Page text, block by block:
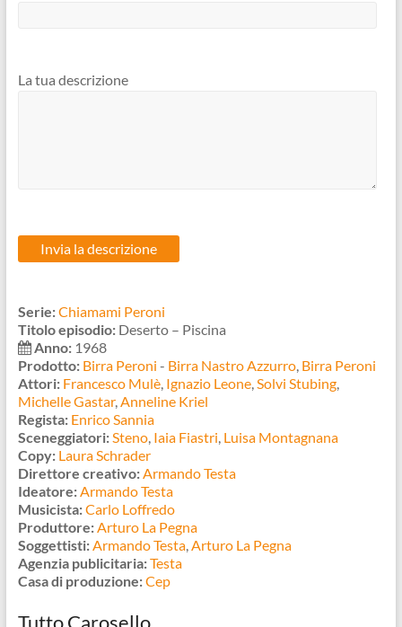
La tua descrizione
Serie:Chiamami Peroni
Titolo episodio:Deserto – Piscina
Anno:1968
Prodotto: Birra Peroni - Birra Nastro Azzurro, Birra Peroni
Attori: Francesco Mulè, Ignazio Leone,Solvi Stubing,
Michelle Gastar,Anneline Kriel
Regista: Enrico Sannia
Sceneggiatori:Steno, Iaia Fiastri, Luisa Montagnana
Copy: Laura Schrader
Direttore creativo:Armando Testa
Ideatore:Armando Testa
Musicista:Carlo Loffredo
Produttore:Arturo La Pegna
Soggettisti:Armando Testa,Arturo La Pegna
Agenzia publicitaria:Testa
Casa di produzione:Cep